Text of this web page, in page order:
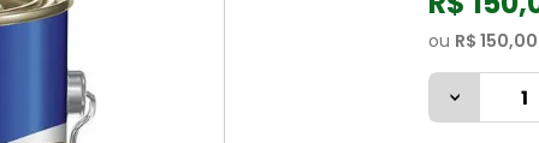
ou R$ 150,00
6
argamassa
tinta
cimento